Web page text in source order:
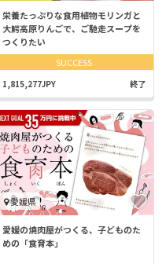
栄養たっぷりな食用植物モリンガと
大鰐高原りんごで、ご馳走スープを
つくりたい
SUCCESS
1,815,277JPY 終了
愛媛県
愛媛の焼肉屋がつくる、子どものた
めの「食育本」